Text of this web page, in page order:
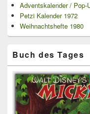
Adventskalender / Pop-
Petzi Kalender 1972
Weihnachtshefte 1980
Buch des Tages